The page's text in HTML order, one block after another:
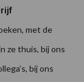
met de
ze thuis, bij ons
bij ons